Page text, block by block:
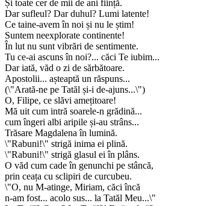
Și toate cer de mii de ani ființă.
Dar sufleul? Dar duhul? Lumi latente!
Ce taine-avem în noi și nu le știm!
Suntem neexplorate continente!
În lut nu sunt vibrări de sentimente.
Tu ce-ai ascuns în noi?... căci Te iubim...
Dar iată, văd o zi de sărbătoare.
Apostolii... așteaptă un răspuns...
(\"Arată-ne pe Tatăl și-i de-ajuns...\")
O, Filipe, ce slăvi amețitoare!
Mă uit cum intră soarele-n grădină...
cum îngeri albi aripile și-au strâns...
Trăsare Magdalena în lumină.
\"Rabuni!\" strigă inima ei plină.
\"Rabuni!\" strigă glasul ei în plâns.
O văd cum cade în genunchi pe stâncă,
prin ceața cu sclipiri de curcubeu.
\"O, nu M-atinge, Miriam, căci încă
n-am fost... acolo sus... la Tatăl Meu...\"